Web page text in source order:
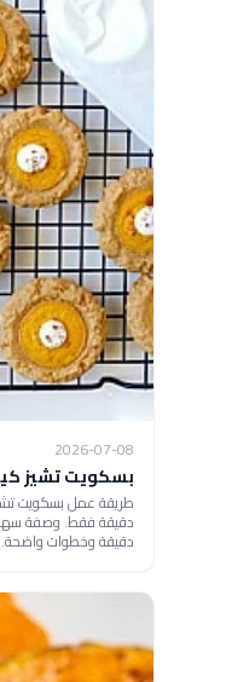
2026-07-08
بسكويت تشيز
دقيقة وخطوات واضحة.